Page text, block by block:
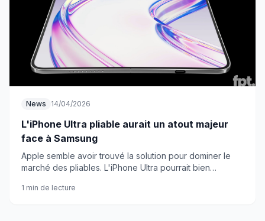
News 14/04/2026
L'iPhone Ultra pliable aurait un atout majeur
face à Samsung
Apple semble avoir trouvé la solution pour dominer le
marché des pliables. L'iPhone Ultra pourrait bien
marque peaufine depuis des années.
1 min de lecture